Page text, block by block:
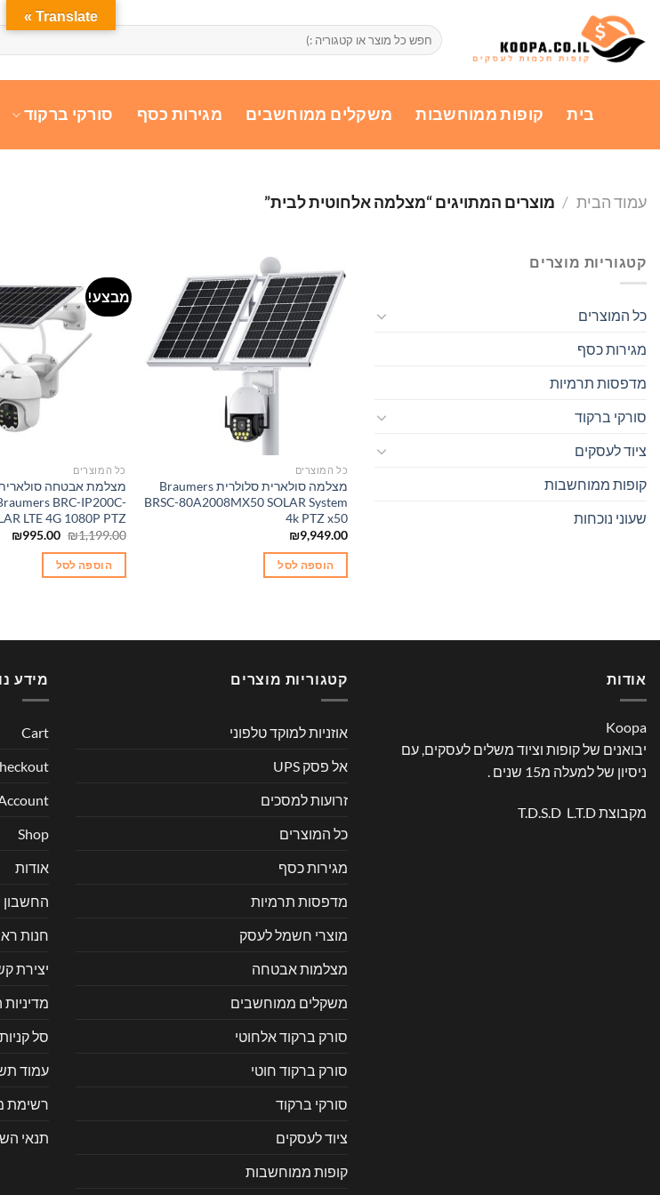
content
חיפוש
עבור:
בית קופות ממוחשבות משקלים ממוחשבים מגירות כסף סורקי ברקוד
עמוד הבית / מוצרים המתויגים “מצלמה אלחוטית לבית”
קטגוריות מוצרים
כל המוצרים
מגירות כסף
מדפסות תרמיות
סורקי ברקוד
ציוד לעסקים
קופות ממוחשבות
שעוני נוכחות
כל המוצרים
מצלמה סולארית סלולרית Braumers
BRSC-80A2008MX50 SOLAR System
4k PTZ x50
₪9,949.00
הוספה לסל
מבצע!
כל המוצרים
מצלמת אבטחה
BRC-IP200C-
LTE 4G 1080P PTZ
₪1,199.00
המחיר
היה:
₪1,199.00.
₪995.00
הוספה לסל
אודות
Koopa
יבואנים של קופות וציוד משלים לעסקים, עם
ניסיון של למעלה מ15 שנים .
מקבוצת T.D.S.D L.T.D
קטגוריות מוצרים
אוזניות למוקד טלפוני
אל פסק UPS
זרועות למסכים
כל המוצרים
מגירות כסף
מדפסות תרמיות
מוצרי חשמל לעסק
מצלמות אבטחה
משקלים ממוחשבים
סורק ברקוד אלחוטי
סורק ברקוד חוטי
סורקי ברקוד
ציוד לעסקים
קופות ממוחשבות
מידע
Cart
Shop
אודות
החשבון
חנות
יצירת
סל קניות
עמוד
רשימת
תנאי
Translate »